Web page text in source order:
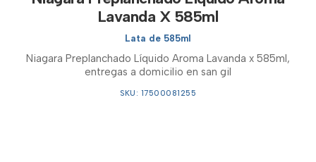
Lavanda X 585ml
Lata de 585ml
Niagara Preplanchado Líquido Aroma Lavanda x 585ml,
entregas a domicilio en san gil
SKU: 17500081255